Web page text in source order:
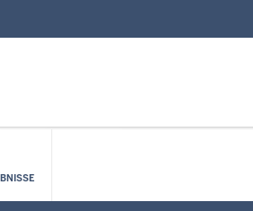
Kontaktformular